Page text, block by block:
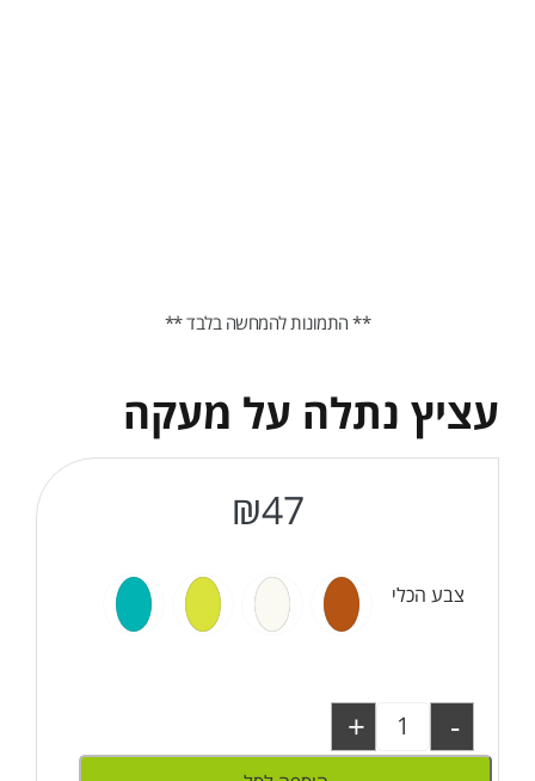
עציץ נתלה על מעקה
₪47
צבע הכלי
-
+
** התמונות להמחשה בלבד **